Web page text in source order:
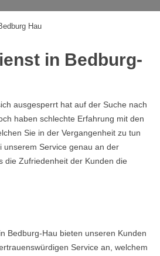
Hau
in Bedburg-
ausgesperrt hat auf der Suche nach
haben schlechte Erfahrung mit den
Sie in der Vergangenheit zu tun
unserem Service genau an der
die Zufriedenheit der Kunden die
Bedburg-Hau bieten unseren Kunden
Service an, welchem